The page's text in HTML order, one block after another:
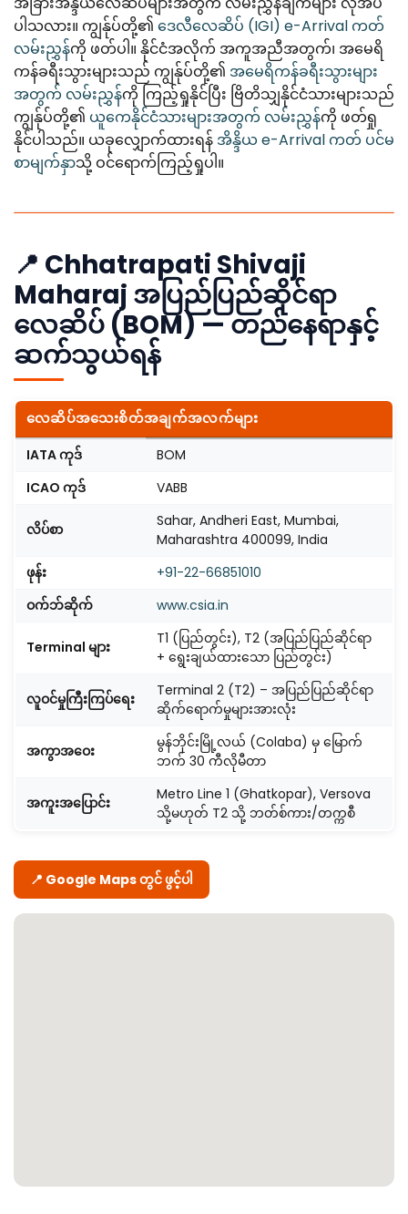
ပါသလား။ ကျွန်ုပ်တို့၏ ဒေလီလေဆိပ် (IGI) e-Arrival ကတ်
လမ်းညွှန်ကို ဖတ်ပါ။ နိုင်ငံအလိုက် အကူအညီအတွက်၊ အမေရိ
ကန်ခရီးသွားများသည် ကျွန်ုပ်တို့၏ အမေရိကန်ခရီးသွားများ
အတွက် လမ်းညွှန်ကို ကြည့်ရှုနိုင်ပြီး ဗြိတိသျှနိုင်ငံသားများသည်
ကျွန်ုပ်တို့၏ ယူကေနိုင်ငံသားများအတွက် လမ်းညွှန်ကို ဖတ်ရှု
နိုင်ပါသည်။ ယခုလျှောက်ထားရန် အိန္ဒိယ e-Arrival ကတ် ပင်မ
စာမျက်နှာသို့ ဝင်ရောက်ကြည့်ရှုပါ။
📍 Chhatrapati Shivaji
Maharaj အပြည်ပြည်ဆိုင်ရာ
လေဆိပ် (BOM) — တည်နေရာနှင့်
ဆက်သွယ်ရန်
လေဆိပ်အသေးစိတ်အချက်အလက်များ
IATA ကုဒ်
BOM
ICAO ကုဒ်
VABB
လိပ်စာ
Sahar, Andheri East, Mumbai,
Maharashtra 400099, India
ဖုန်း
+91-22-66851010
ဝက်ဘ်ဆိုက်
www.csia.in
Terminal များ
T1 (ပြည်တွင်း), T2 (အပြည်ပြည်ဆိုင်ရာ
+ ရွေးချယ်ထားသော ပြည်တွင်း)
လူဝင်မှုကြီးကြပ်ရေး
Terminal 2 (T2) – အပြည်ပြည်ဆိုင်ရာ
ဆိုက်ရောက်မှုများအားလုံး
အကွာအဝေး
မွန်ဘိုင်းမြို့လယ် (Colaba) မှ မြောက်
ဘက် 30 ကီလိုမီတာ
အကူးအပြောင်း
Metro Line 1 (Ghatkopar), Versova
သို့မဟုတ် T2 သို့ ဘတ်စ်ကား/တက္ကစီ
📍 Google Maps တွင် ဖွင့်ပါ